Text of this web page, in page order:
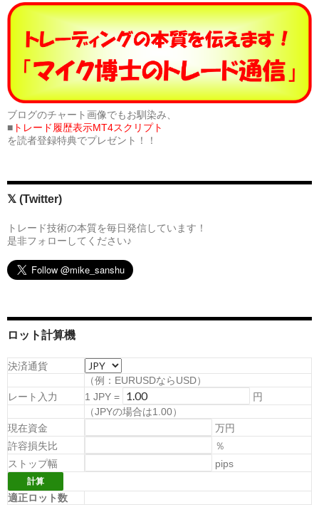
ブログのチャート画像でもお馴染み、
■ トレード履歴表示MT4スクリプト
を読者登録特典でプレゼント！！
𝕏 (Twitter)
トレード技術の本質を毎日発信しています！
是非フォローしてください♪
ロット計算機
決済通貨
（例：EURUSDならUSD）
レート入力
1 JPY =
円
（JPYの場合は1.00）
現在資金
万円
許容損失比
％
ストップ幅
pips
適正ロット数